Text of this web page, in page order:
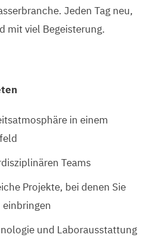
Jeden Tag neu,
mit viel Begeisterung.
in einem
Teams
Projekte, bei denen Sie
und Laborausstattung